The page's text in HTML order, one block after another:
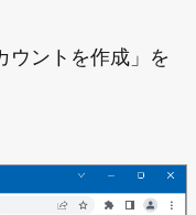
ウントを作成」を